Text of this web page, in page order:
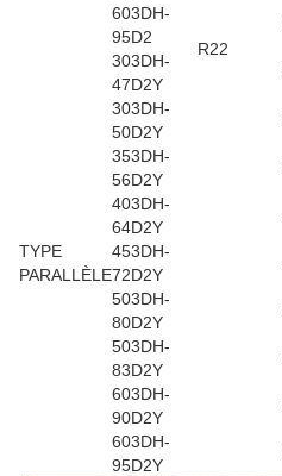
R22
603DH-
95D2
TYPE
PARALLÈLE
303DH-
47D2Y
303DH-
50D2Y
353DH-
56D2Y
403DH-
64D2Y
453DH-
72D2Y
503DH-
80D2Y
503DH-
83D2Y
603DH-
90D2Y
603DH-
95D2Y